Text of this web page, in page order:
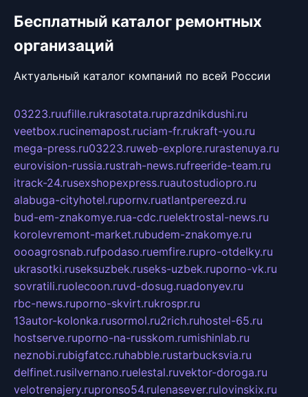
Бесплатный каталог ремонтных
организаций
Актуальный каталог компаний по всей России
03223.ruufille.rukrasotata.ruprazdnikdushi.ru
veetbox.rucinemapost.ruciam-fr.rukraft-you.ru
mega-press.ru03223.ruweb-explore.rurastenuya.ru
eurovision-russia.rustrah-news.rufreeride-team.ru
itrack-24.rusexshopexpress.ruautostudiopro.ru
alabuga-cityhotel.rupornv.ruatlantpereezd.ru
bud-em-znakomye.rua-cdc.ruelektrostal-news.ru
korolevremont-market.rubudem-znakomye.ru
oooagrosnab.rufpodaso.ruemfire.rupro-otdelky.ru
ukrasotki.ruseksuzbek.ruseks-uzbek.ruporno-vk.ru
sovratili.ruolecoon.ruvd-dosug.ruadonyev.ru
rbc-news.ruporno-skvirt.rukrospr.ru
13autor-kolonka.rusormol.ru2rich.ruhostel-65.ru
hostserve.ruporno-na-russkom.rumishinlab.ru
neznobi.rubigfatcc.ruhabble.rustarbucksvia.ru
delfinet.rusilvernano.ruelestal.ruvektor-doroga.ru
velotrenajery.rupronso54.rulenasever.rulovinskix.ru